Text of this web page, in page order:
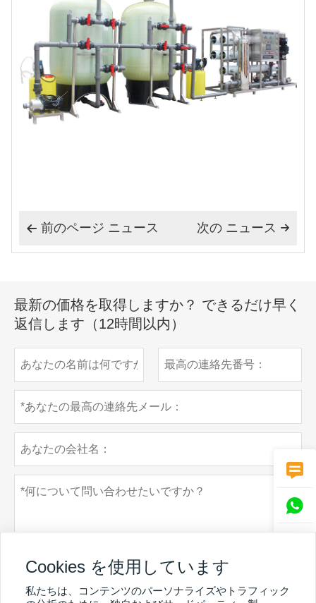
 前のページ ニュース 
次の ニュース
最新の価格を取得しますか？ できるだけ早く
返信します（12時間以内）



Cookies を使用しています
私たちは、コンテンツのパーソナライズやトラフィック